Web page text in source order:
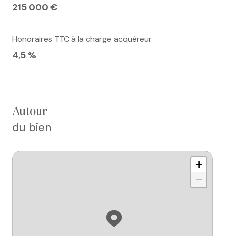
215 000 €
Honoraires TTC à la charge acquéreur
4,5 %
autour
du bien
+
−